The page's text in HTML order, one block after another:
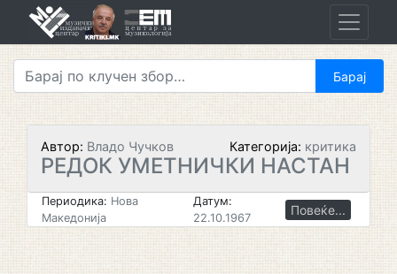
Автор: Владо Чучков Категорија: критика
РЕДОК УМЕТНИЧКИ НАСТАН
Периодика: Нова
Македонија
Датум:
22.10.1967
Повеќе...